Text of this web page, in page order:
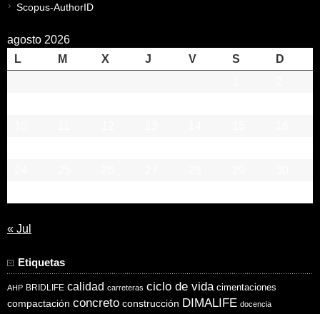
Scopus-AuthorID
agosto 2026
L
M X J V S
D
« Jul
Etiquetas
AHP BRIDLIFE calidad carreteras ciclo de vida cimentaciones
compactación concreto construcción DIMALIFE docencia